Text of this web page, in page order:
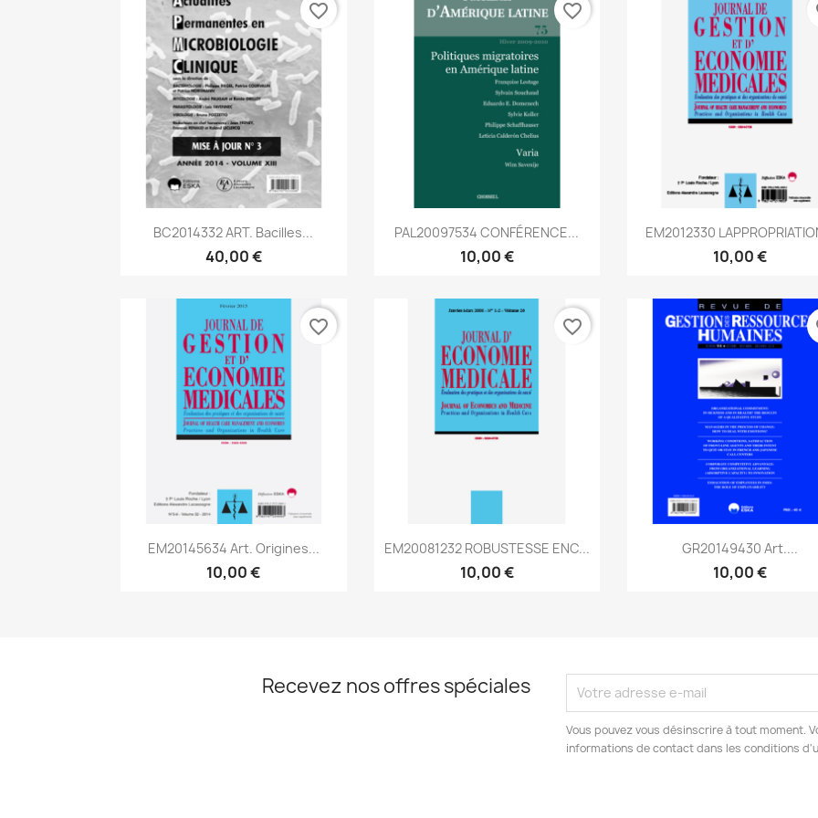
Aperçu rapide
BC2014332 ART. Bacilles...
40,00 €
favorite_border
Aperçu rapide
PAL20097534 CONFÉRENCE...
10,00 €
favorite_border
Aperçu rapide
EM2012330
10,00 €
Aperçu rapide
EM20145634 Art. Origines...
10,00 €
favorite_border
Aperçu rapide
EM20081232 ROBUSTESSE ENC...
10,00 €
favorite_border
Aperçu rapide
GR20149430 Art....
10,00 €
Recevez nos offres spéciales
Vous pouvez vous désinscrire à tout moment.
informations de contact dans les conditions